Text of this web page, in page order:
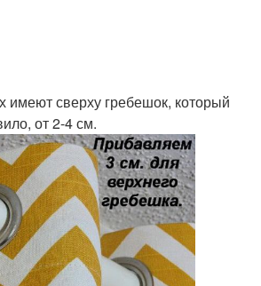
сверху гребешок, который
от 2-4 см.